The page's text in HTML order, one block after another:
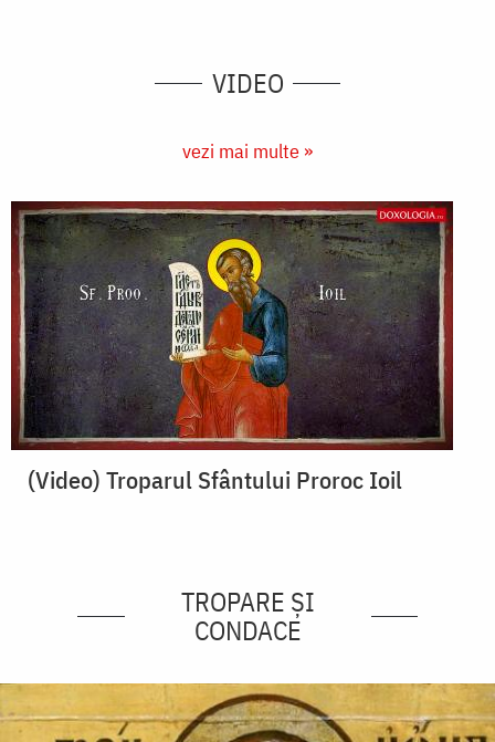
VIDEO
vezi mai multe »
(Video) Troparul Sfântului Proroc Ioil
TROPARE ȘI
CONDACE